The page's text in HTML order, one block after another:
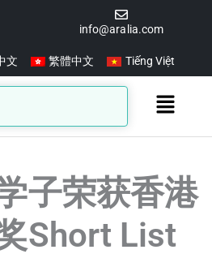
info@aralia.com
文 繁體中文 Tiếng Việt
Main
子荣获香港
Short List